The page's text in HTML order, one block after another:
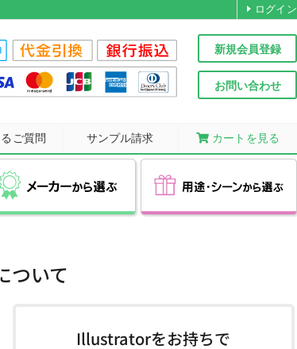
ログイン
新規会員登録
お問い合わせ
ご質問 サンプル請求 カートを見る
最短即日発送！
短納期商品を多数ご用意！
筆記ブレを制御した
ストレスフリーなボールペン
スマホスタンドやシャープ
など多彩な機能を搭載！
ーカー)
ついて
Illustratorをお持ちで